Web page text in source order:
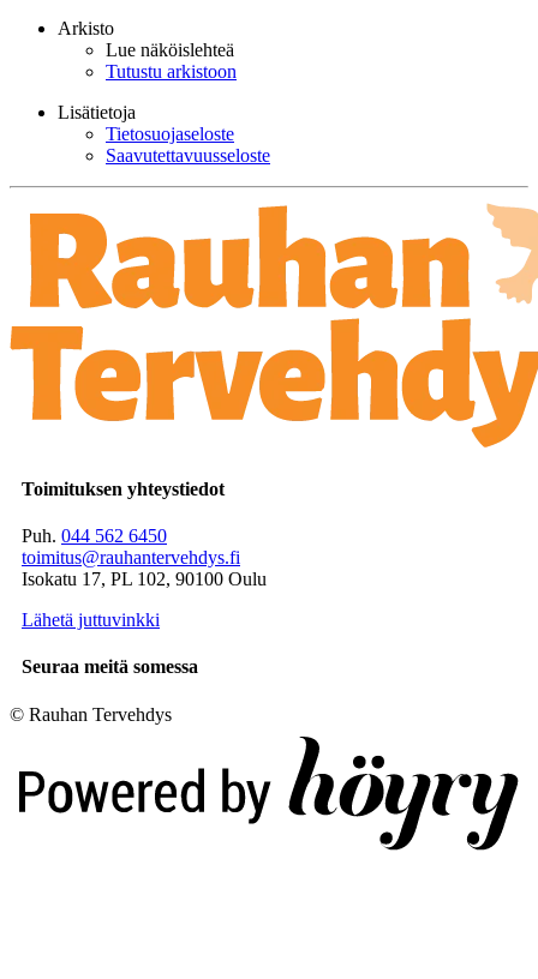
Arkisto
Lue näköislehteä
Tutustu arkistoon
Lisätietoja
Tietosuojaseloste
Saavutettavuusseloste
Toimituksen yhteystiedot
Puh. 044 562 6450
toimitus@rauhantervehdys.fi
Isokatu 17, PL 102, 90100 Oulu
Lähetä juttuvinkki
Seuraa meitä somessa
© Rauhan Tervehdys